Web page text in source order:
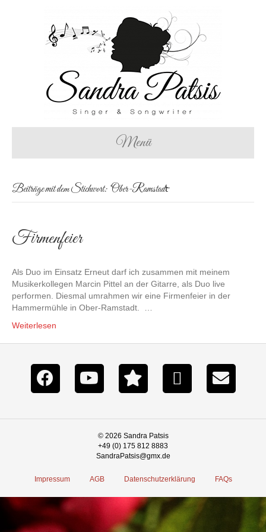
Menü
Beiträge mit dem Stichwort: ‘Ober-Ramstadt̵
Firmenfeier
Als Duo im Einsatz Erneut darf ich zusammen mit meinem
Musikerkollegen Marcin Pittel an der Gitarre, als Duo live
performen. Diesmal umrahmen wir eine Firmenfeier in der
Hammermühle in Ober-Ramstadt. …
Weiterlesen
© 2026 Sandra Patsis
+49 (0) 175 812 8883
SandraPatsis@gmx.de
Impressum AGB Datenschutzerklärung FAQs